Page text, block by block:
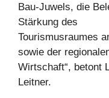
Bau-Juwels, die
Stärkung des
Tourismusraumes
sowie der
Wirtschaft“, betont
Leitner.